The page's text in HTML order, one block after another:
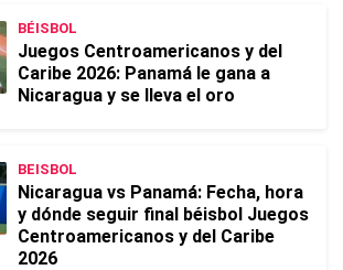
BÉISBOL
Juegos Centroamericanos y del
Caribe 2026: Panamá le gana a
Nicaragua y se lleva el oro
BEISBOL
Nicaragua vs Panamá: Fecha, hora
y dónde seguir final béisbol Juegos
Centroamericanos y del Caribe
2026